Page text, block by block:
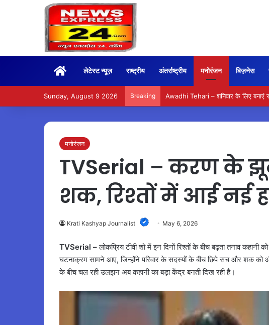
Homeलेटेस्ट न्यूज़ राष्ट्रीय अंतर्राष्ट्रीय मनोरंजन बिज़नेस
Sunday, August 9 2026 Breaking Glow Care – दूध और चावल के आटे से
मनोरंजन
TVSerial – करण के
शक, रिश्तों में आई नई
Krati Kashyap Journalist May 6, 2026
TVSerial –लोकप्रिय टीवी शो में इन दिनों रिश्तों के बीच बढ़ता तनाव
घटनाक्रम सामने आए, जिन्होंने परिवार के सदस्यों के बीच छिपे सच और शक को
के बीच चल रही उलझन अब कहानी का बड़ा केंद्र बनती दिख रही है।